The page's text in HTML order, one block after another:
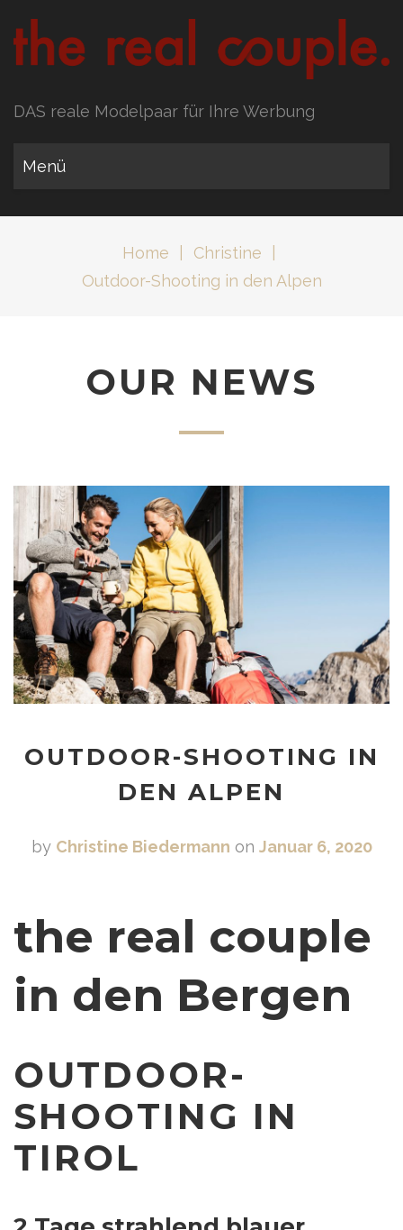
DAS reale Modelpaar für Ihre Werbung
Menü
Home Christine
Outdoor-Shooting in den Alpen
OUR NEWS
OUTDOOR-SHOOTING IN
DEN ALPEN
by Christine Biedermann on Januar 6, 2020
the real couple
in den Bergen
OUTDOOR-
SHOOTING IN
TIROL